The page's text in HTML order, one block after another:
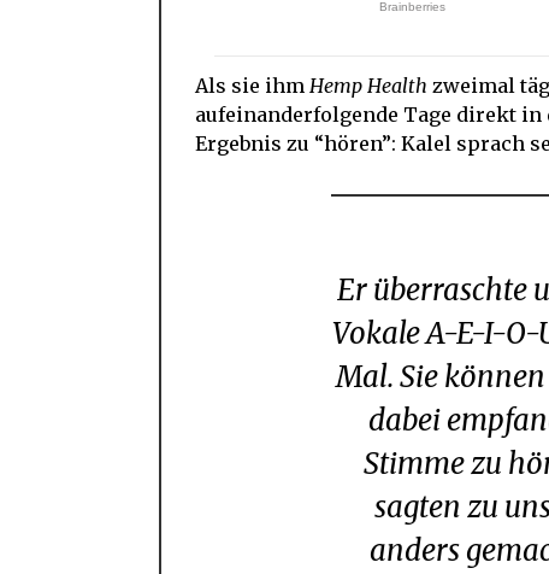
Als sie ihm Hemp Health zweimal
aufeinanderfolgende Tage direkt in
Ergebnis zu “hören”: Kalel sprach
Er überraschte uns in der Schule, indem er die
Vokale A-E-I-O-
Mal. Sie
dabei
Stimme zu
sagten zu
anders